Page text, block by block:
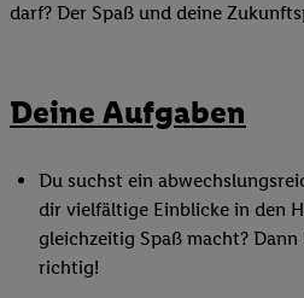
darf? Der Spaß und deine
Deine Aufgaben
Du suchst ein
dir vielfältige Einblicke in den
gleichzeitig Spaß macht?
richtig!